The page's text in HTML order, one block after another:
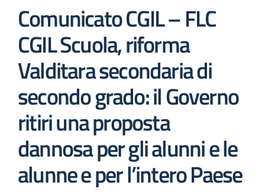
Comunicato CGIL – FLC
CGIL Scuola, riforma
Valditara secondaria di
secondo grado: il Governo
ritiri una proposta
dannosa per gli alunni e le
alunne e per l’intero Paese